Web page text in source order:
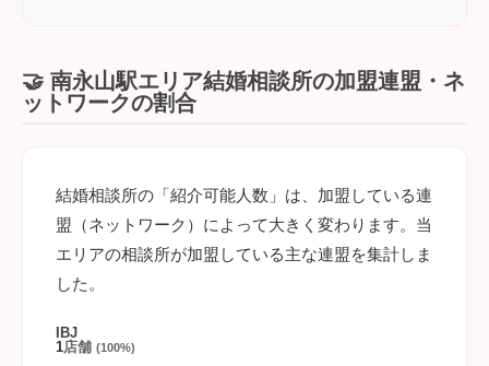
🤝 南永山駅エリア結婚相談所の加盟連盟・ネ
ットワークの割合
結婚相談所の「紹介可能人数」は、加盟している連
盟（ネットワーク）によって大きく変わります。当
エリアの相談所が加盟している主な連盟を集計しま
した。
IBJ
1店舗 (100%)